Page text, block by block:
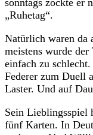
„Ruhetag“.
Natürlich waren da
meistens wurde
einfach zu
Federer zum Duell
Laster. Und auf
Sein Lieblingsspiel
fünf Karten. In